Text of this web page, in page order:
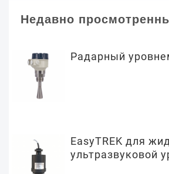
Недавно
Радарный
EasyTREK для
ультразвуковой